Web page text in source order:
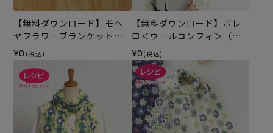
【無料ダウンロード】モヘ
ヤフラワーブランケット
（レシピ）
¥0 (税込)
【無料ダウンロード】ボレ
ロ＜ウールコンフィ＞（レ
シピ）
¥0 (税込)